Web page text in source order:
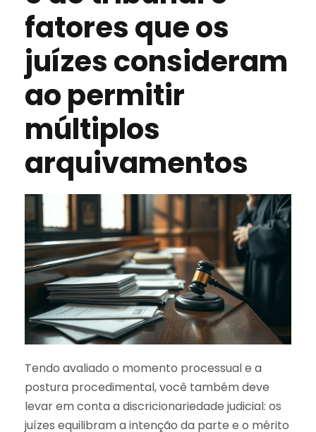
fatores que os
juízes consideram
ao permitir
múltiplos
arquivamentos
Tendo avaliado o momento processual e a
postura procedimental, você também deve
levar em conta a discricionariedade judicial: os
juízes equilibram a intenção da parte e o mérito